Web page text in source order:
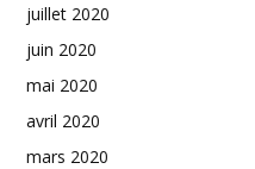
juillet 2020
juin 2020
mai 2020
avril 2020
mars 2020